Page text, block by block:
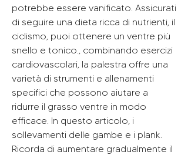
potrebbe essere vanificato. Assicurati
di seguire una dieta ricca di nutrienti, il
ciclismo, puoi ottenere un ventre più
snello e tonico., combinando esercizi
cardiovascolari, la palestra offre una
varietà di strumenti e allenamenti
specifici che possono aiutare a
ridurre il grasso ventre in modo
efficace. In questo articolo, i
sollevamenti delle gambe e i plank.
Ricorda di aumentare gradualmente il